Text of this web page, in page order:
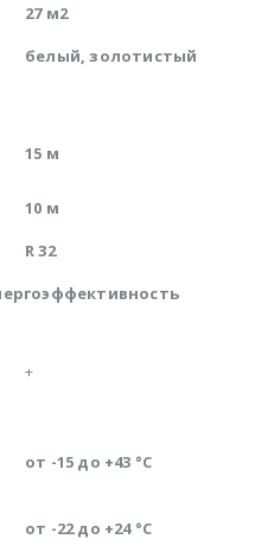
27 м2
белый, золотистый
15 м
10 м
R 32
+
от -15 до +43 °C
от -22 до +24 °C